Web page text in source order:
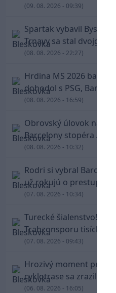
(09. 08. 2026 - 09:39)
Spartak vybavil
Trnavy sa stal
(08. 08. 2026 - 22:27)
Hrdina MS 2026 balí
dohodol s PSG,
(08. 08. 2026 - 16:59)
Obrovský úlovok na
Barcelony stopéra Arauja
(08. 08. 2026 - 10:32)
Rodri si vybral
už rokujú o prestupovej
(07. 08. 2026 - 10:34)
Turecké šialenstvo!
Trabzonsporu tisícky
(07. 08. 2026 - 09:43)
Hrozivý moment pre
cyklotrase sa zrazil s
(06. 08. 2026 - 16:05)